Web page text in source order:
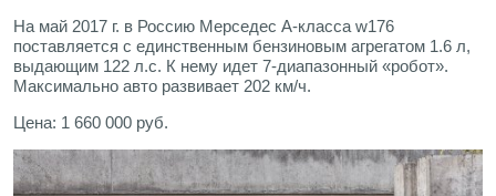
На май 2017 г. в Россию Мерседес А-класса w176
поставляется с единственным бензиновым агрегатом 1.6 л,
выдающим 122 л.с. К нему идет 7-диапазонный «робот».
Максимально авто развивает 202 км/ч.
Цена: 1 660 000 руб.